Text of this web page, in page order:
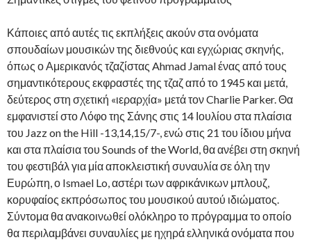
Κάποιες από αυτές τις εκπλήξεις ακούν στα ονόματα
σπουδαίων μουσικών της διεθνούς και εγχώριας σκηνής,
όπως ο Αμερικανός τζαζίστας Ahmad Jamal ένας από τους
σημαντικότερους εκφραστές της τζαζ από το 1945 και μετά,
δεύτερος στη σχετική «ιεραρχία» μετά τον Charlie Parker. Θα
εμφανιστεί στο Λόφο της Σάνης στις 14 Ιουλίου στα πλαίσια
του Jazz on the Hill -13,14,15/7-, ενώ στις 21 του ίδιου μήνα
και στα πλαίσια του Sounds of the World, θα ανέβει στη σκηνή
του φεστιβάλ για μία αποκλειστική συναυλία σε όλη την
Ευρώπη, ο Ismael Lo, αστέρι των αφρικάνικων μπλουζ,
κορυφαίος εκπρόσωπος του μουσικού αυτού ιδιώματος.
Σύντομα θα ανακοινωθεί ολόκληρο το πρόγραμμα το οποίο
θα περιλαμβάνει συναυλίες με ηχηρά ελληνικά ονόματα που